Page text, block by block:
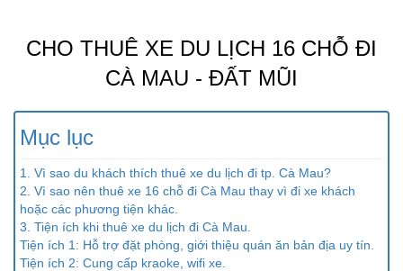
CHO THUÊ XE DU LỊCH 16 CHỖ ĐI
CÀ MAU - ĐẤT MŨI
Mục lục
1. Vì sao du khách thích thuê xe du lịch đi tp. Cà Mau?
2. Vì sao nên thuê xe 16 chỗ đi Cà Mau thay vì đi xe khách
hoặc các phương tiện khác.
3. Tiện ích khi thuê xe du lịch đi Cà Mau.
Tiện ích 1: Hỗ trợ đặt phòng, giới thiệu quán ăn bản địa uy tín.
Tiện ích 2: Cung cấp kraoke, wifi xe.